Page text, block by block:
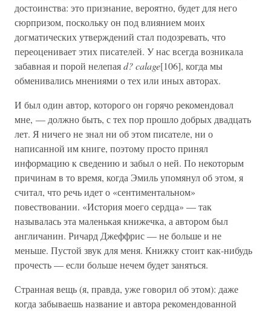
достоинства: это признание, вероятно, будет для него
сюрпризом, поскольку он под влиянием моих
догматических утверждений стал подозревать, что
переоценивает этих писателей. У нас всегда возникала
забавная и порой нелепаяd? calage[106], когда мы
обменивались мнениями о тех или иных авторах.
И был один автор, которого он горячо рекомендовал
мне, — должно быть, с тех пор прошло добрых двадцать
лет. Я ничего не знал ни об этом писателе, ни о
написанной им книге, поэтому просто принял
информацию к сведению и забыл о ней. По некоторым
причинам в то время, когда Эмиль упомянул об этом, я
считал, что речь идет о «сентиментальном»
повествовании. «История моего сердца» — так
называлась эта маленькая книжечка, а автором был
англичанин. Ричард Джеффрис — не больше и не
меньше. Пустой звук для меня. Книжку стоит как-нибудь
прочесть — если больше нечем будет заняться.
Странная вещь (я, правда, уже говорил об этом): даже
когда забываешь название и автора рекомендованной